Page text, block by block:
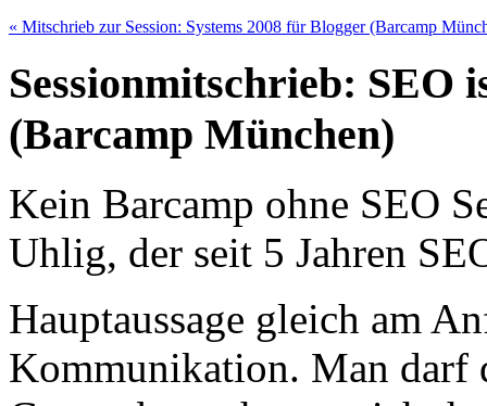
« Mitschrieb zur Session: Systems 2008 für Blogger (Barcamp
Sessionmitschrieb: SEO
(Barcamp München)
Kein Barcamp ohne SEO
Uhlig, der seit 5 Jahren
Hauptaussage gleich am
Kommunikation. Man darf